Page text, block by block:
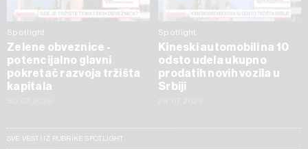
Spotlight
Zelene obveznice -
potencijalno glavni
pokretač razvoja tržišta
kapitala
Spotlight
Kineski automobili na 10
odsto udela ukupno
prodatih novih vozila u
Srbiji
SVE VESTI IZ RUBRIKE SPOTLIGHT